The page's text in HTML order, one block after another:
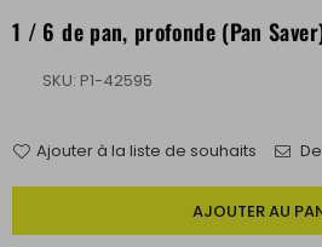
1 / 6 de pan, profonde (Pan
SKU: P1-42595
Ajouter à la liste de souhaits
AJOUTER AU